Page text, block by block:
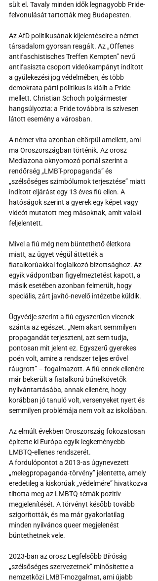
sült el. Tavaly minden idők legnagyobb Pride-
felvonulását tartották meg Budapesten.
Az AfD politikusának kijelentéseire a német
társadalom gyorsan reagált. Az „Offenes
antifaschistisches Treffen Kempten” nevű
antifasiszta csoport videókampányt indított
a gyülekezési jog védelmében, és több
demokrata párti politikus is kiállt a Pride
mellett. Christian Schoch polgármester
hangsúlyozta: a Pride továbbra is szívesen
látott esemény a városban.
A német vita azonban eltörpül amellett, ami
ma Oroszországban történik. Az orosz
Mediazona oknyomozó portál szerint a
rendőrség „LMBT-propaganda” és
„szélsőséges szimbólumok terjesztése” miatt
indított eljárást egy 13 éves fiú ellen. A
hatóságok szerint a gyerek egy képet vagy
videót mutatott meg másoknak, amit valaki
feljelentett.
Mivel a fiú még nem büntethető életkora
miatt, az ügyet végül áttették a
fiatalkorúakkal foglalkozó bizottsághoz. Az
egyik vádpontban figyelmeztetést kapott, a
másik esetében azonban felmerült, hogy
speciális, zárt javító-nevelő intézetbe küldik.
Ügyvédje szerint a fiú egyszerűen viccnek
szánta az egészet. „Nem akart semmilyen
propagandát terjeszteni, azt sem tudja,
pontosan mit jelent ez. Egyszerű gyerekes
poén volt, amire a rendszer teljes erővel
ráugrott” – fogalmazott. A fiú ennek ellenére
már bekerült a fiatalkorú bűnelkövetők
nyilvántartásába, annak ellenére, hogy
korábban jó tanuló volt, versenyeket nyert és
semmilyen problémája nem volt az iskolában.
Az elmúlt években Oroszország fokozatosan
építette ki Európa egyik legkeményebb
LMBTQ-ellenes rendszerét.
A fordulópontot a 2013-as úgynevezett
„melegpropaganda-törvény” jelentette, amely
eredetileg a kiskorúak „védelmére” hivatkozva
tiltotta meg az LMBTQ-témák pozitív
megjelenítését. A törvényt később tovább
szigorították, és ma már gyakorlatilag
minden nyilvános queer megjelenést
büntethetnek vele.
2023-ban az orosz Legfelsőbb Bíróság
„szélsőséges szervezetnek” minősítette a
nemzetközi LMBT-mozgalmat, ami újabb